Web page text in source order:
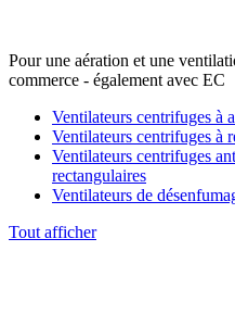
Pour une aération et une
commerce - également avec EC
Ventilateurs centrifuges à
Ventilateurs centrifuges à
Ventilateurs centrifuges
rectangulaires
Ventilateurs de
Tout afficher